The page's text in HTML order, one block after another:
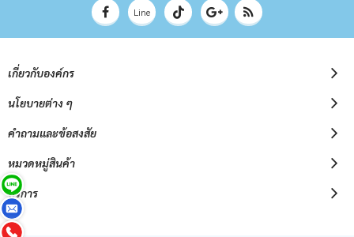
Line
เกี่ยวกับองค์กร
นโยบายต่าง ๆ
คำถามและข้อสงสัย
หมวดหมู่สินค้า
บริการ